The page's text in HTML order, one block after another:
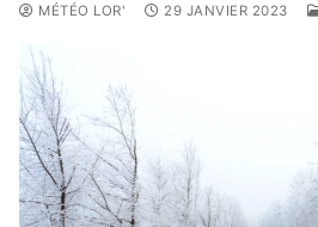
MÉTÉO LOR' 29 JANVIER 2023